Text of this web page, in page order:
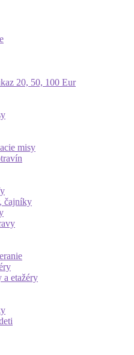
20, 50, 100 Eur
misy
čajníky
a etažéry